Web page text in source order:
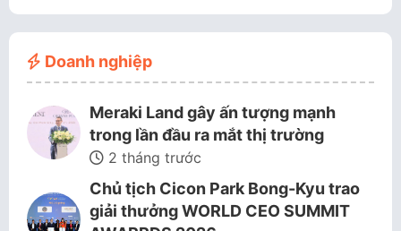
Doanh nghiệp
Meraki Land gây ấn tượng mạnh
trong lần đầu ra mắt thị trường
2 tháng trước
Chủ tịch Cicon Park Bong-Kyu trao
giải thưởng WORLD CEO SUMMIT